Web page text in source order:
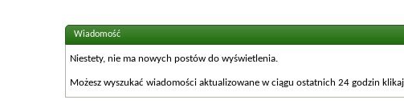
Wiadomość
Niestety, nie ma nowych postów do wyświetlenia.
Możesz wyszukać wiadomości aktualizowane w ciągu ostatnich 24 godzin